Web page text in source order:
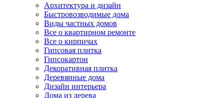
Архитектура и дизайн
Быстровозводимые дома
Виды частных домов
Все о квартирном ремонте
Все о кирпичах
Гипсовая плитка
Гипсокартон
Декоративная плитка
Деревянные дома
Дизайн интерьера
Дома из дерева